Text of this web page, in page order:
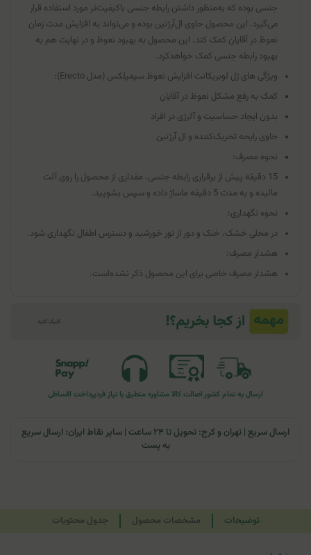
جنسی بوده که به‌منظور داشتن رابطه جنسی با‌کیفیت‌تر مورد استفاده قرار
می‌گیرد. این محصول حاوی ال‌آرژنین بوده و می‌تواند به افزایش مدت زمان
نعوظ در آقایان کمک کند. این محصول به بهبود نعوظ و در نهایت هم به
بهبود رابطه جنسی کمک خواهدکرد.
ویژگی های ژل لوبریکانت افزایش نعوظ سیمپلکس (مدل Erecto):
کمک به رفع مشکل نعوظ در آقایان
بدون ایجاد حساسیت و آلرژی در افراد
حاوی رایحه تحریک‌کننده و ال آرژنین
نحوه مصرف:
15 دقیقه پیش از برقراری رابطه جنسی، مقداری از محصول را روی آلت
مالیده و به مدت 5 دقیقه ماساژ داده و سپس بشویید.
نحوه نگهداری:
در محلی خشک، خنک و دور از نور خورشید و دسترس اطفال نگهداری شود.
هشدار مصرف:
هشدار مصرف خاصی برای این محصول ذکر نشده‌است.
ارسال به تمام کشوراصالت کالا مشاوره منطبق با نیاز فردپرداخت اقساطی
ارسال سریع | تهران و کرج: تحویل تا ۲۴ ساعت | سایر نقاط ایران: ارسال سریع
به پست
توضیحات مشخصات محصول جدول محتویات